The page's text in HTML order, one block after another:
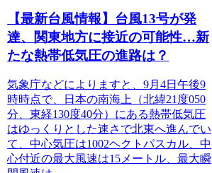
【最新台風情報】台風13号が発
達、関東地方に接近の可能性…新
たな熱帯低気圧の進路は？
気象庁などによりますと、9月4日午後9
時時点で、日本の南海上（北緯21度050
分、東経130度40分）にある熱帯低気圧
はゆっくりとした速さで北東へ進んでい
て、中心気圧は1002ヘクトパスカル、中
心付近の最大風速は15メートル、最大瞬